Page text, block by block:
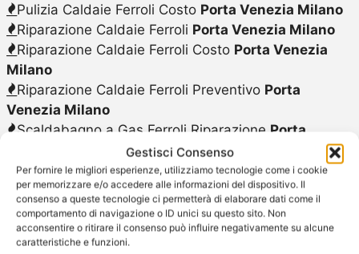
Gestisci Consenso
Per fornire le migliori esperienze, utilizziamo tecnologie come i cookie
per memorizzare e/o accedere alle informazioni del dispositivo. Il
consenso a queste tecnologie ci permetterà di elaborare dati come il
comportamento di navigazione o ID unici su questo sito. Non
acconsentire o ritirare il consenso può influire negativamente su alcune
caratteristiche e funzioni.
Pulizia Caldaie Ferroli Costo Porta Venezia Milano
Riparazione Caldaie Ferroli Porta Venezia Milano
Riparazione Caldaie Ferroli Costo Porta Venezia
Milano
Riparazione Caldaie Ferroli Preventivo Porta
Venezia Milano
Scaldabagno a Gas Ferroli Riparazione Porta
Scaldabagno a Gas FerroliPorta Venezia Milano
Scaldabagno a Gas Ferroli SostituzionePorta
Venezia Milano
Scaldabagno a Gas Ferroli VenditaPorta Venezia
Milano